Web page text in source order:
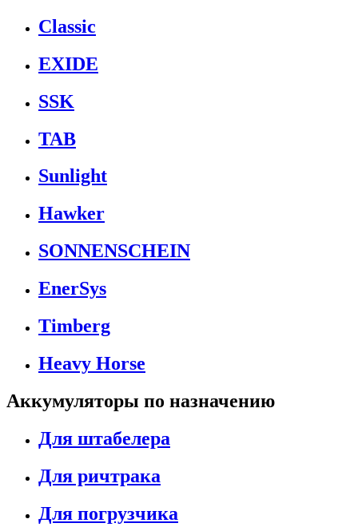
Classic
EXIDE
SSK
TAB
Sunlight
Hawker
SONNENSCHEIN
EnerSys
Timberg
Heavy Horse
Аккумуляторы по назначению
Для штабелера
Для ричтрака
Для погрузчика